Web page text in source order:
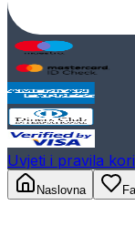
Uvjeti i pravila
Naslovna